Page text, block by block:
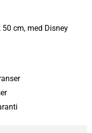
50 cm, med Disney